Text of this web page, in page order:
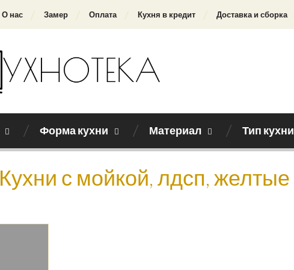
О нас Замер Оплата Кухня в кредит Доставка и сборка
Форма кухни Материал Тип кухни
Кухни с мойкой, лдсп, желтые